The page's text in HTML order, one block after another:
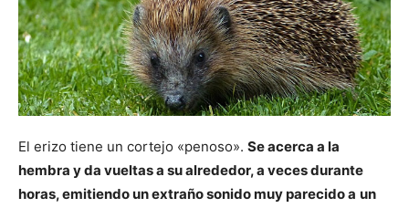
El erizo tiene un cortejo «penoso». Se acerca a la
hembra y da vueltas a su alrededor, a veces durante
horas, emitiendo un extraño sonido muy parecido a un